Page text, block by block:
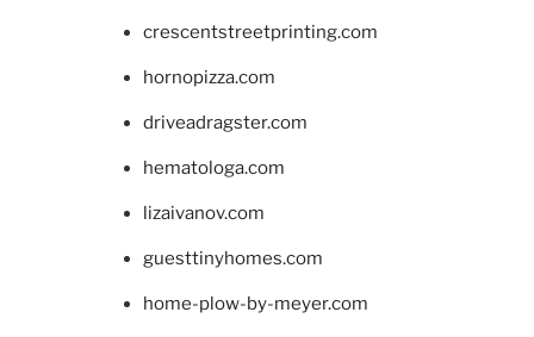
crescentstreetprinting.com
hornopizza.com
driveadragster.com
hematologa.com
lizaivanov.com
guesttinyhomes.com
home-plow-by-meyer.com